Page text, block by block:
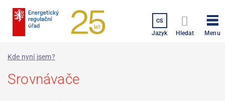
CS
Jazyk Hledat Menu
Kde nyní jsem?
Srovnávače